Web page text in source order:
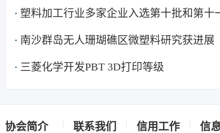
塑料加工行业多家企业入选第十批和第十
南》产品名单
南沙群岛无人珊瑚礁区微塑料研究获进展
三菱化学开发PBT 3D打印等级
协会简介 联系我们 信用工作 信